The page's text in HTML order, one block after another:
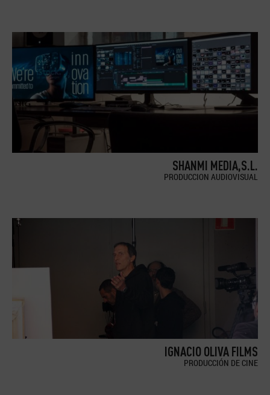
SHANMI MEDIA,S.L.
PRODUCCION AUDIOVISUAL
IGNACIO OLIVA FILMS
PRODUCCIÓN DE CINE